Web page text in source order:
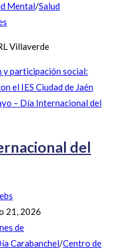
Mental/Salud
Villaverde
y participación social:
el IES Ciudad de Jaén
del
21, 2026
de
Carabanchel/Centro de